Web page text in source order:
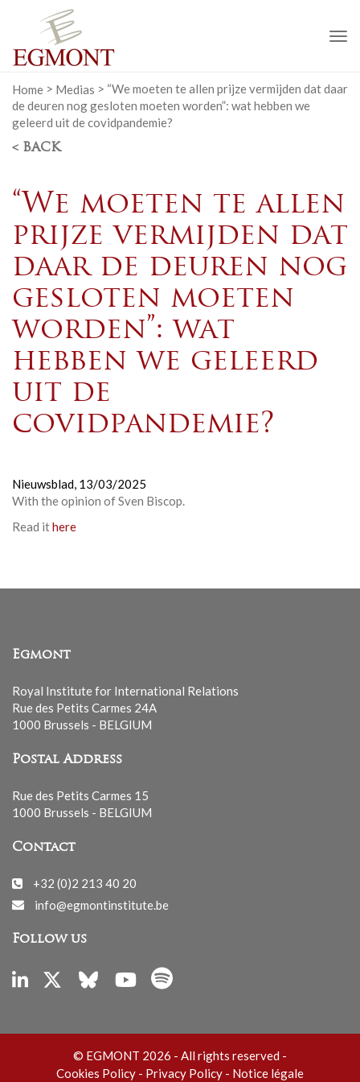
Home > Medias > “We moeten te allen prijze vermijden dat daar
de deuren nog gesloten moeten worden”: wat hebben we
geleerd uit de covidpandemie?
< BACK
“We moeten te allen
prijze vermijden dat
daar de deuren nog
gesloten moeten
worden”: wat
hebben we geleerd
uit de
covidpandemie?
Nieuwsblad, 13/03/2025
With the opinion of Sven Biscop.
Read ithere
Egmont
Royal Institute for International Relations
Rue des Petits Carmes 24A
1000 Brussels - BELGIUM
Postal Address
Rue des Petits Carmes 15
1000 Brussels - BELGIUM
Contact
+32 (0)2 213 40 20
info@egmontinstitute.be
Follow us
© EGMONT 2026 - All rights reserved -
Cookies Policy - Privacy Policy - Notice légale